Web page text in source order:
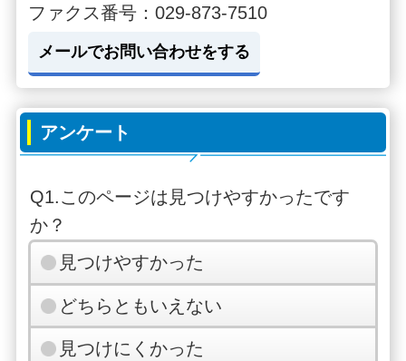
ファクス番号：029-873-7510
メールでお問い合わせをする
アンケート
Q1.このページは見つけやすかったです
か？
見つけやすかった
どちらともいえない
見つけにくかった